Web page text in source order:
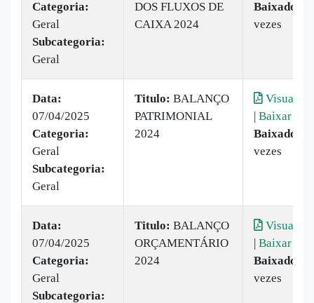
Categoria:
Geral
Subcategoria:
Geral
DOS FLUXOS DE
CAIXA 2024
Baixado:
vezes
Data:
07/04/2025
Categoria:
Geral
Subcategoria:
Geral
Titulo: BALANÇO
PATRIMONIAL
2024
| Baixar
Baixado:
vezes
Data:
07/04/2025
Categoria:
Geral
Subcategoria:
Titulo: BALANÇO
ORÇAMENTÁRIO
2024
| Baixar
Baixado:
vezes